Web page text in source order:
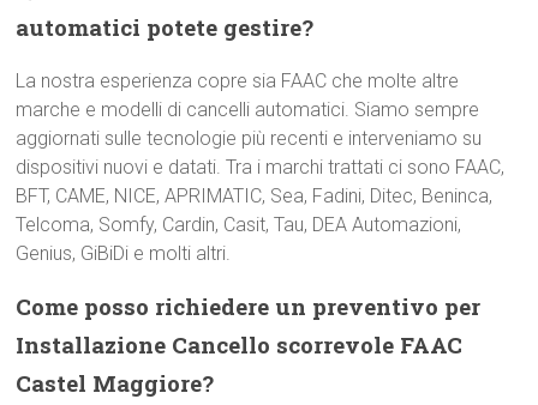
automatici potete gestire?
La nostra esperienza copre sia FAAC che molte altre
marche e modelli di cancelli automatici. Siamo sempre
aggiornati sulle tecnologie più recenti e interveniamo su
dispositivi nuovi e datati. Tra i marchi trattati ci sono FAAC,
BFT, CAME, NICE, APRIMATIC, Sea, Fadini, Ditec, Beninca,
Telcoma, Somfy, Cardin, Casit, Tau, DEA Automazioni,
Genius, GiBiDi e molti altri.
Come posso richiedere un preventivo per
Installazione Cancello scorrevole FAAC
Castel Maggiore?